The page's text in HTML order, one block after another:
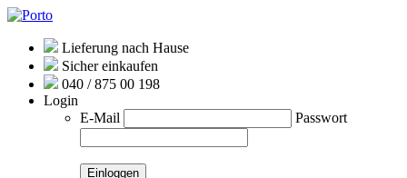
Lieferung nach Hause
Sicher einkaufen
040 / 875 00 198
Login
E-Mail
Passwort